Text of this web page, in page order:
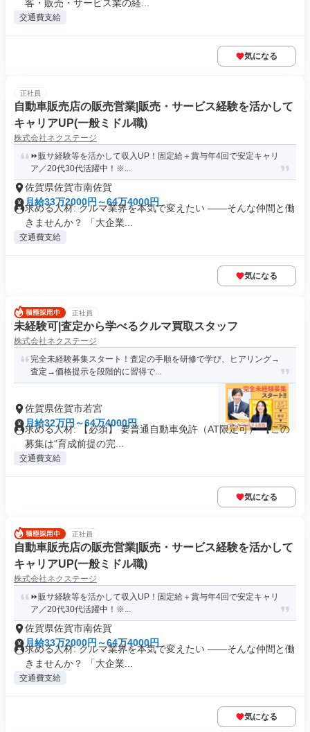
客・販売・サービス業の経...
交通費支給
気になる
正社員
自動車販売店の販売営業|販売・サービス経験を活かして
キャリアUP(一般ミドル職)
株式会社ネクステージ
⏩️販サ経験等を活かして収入UP！固定給＋賞与年4回で安定キャリ
ア／20代30代活躍中！※...
佐賀県佐賀市南佐賀
月給33万2000円～64万4000円
求める人材: クルマ業界を本気で変えたい ――そんな仲間と働
きませんか？ 「大企業...
交通費支給
気になる
正社員
未経験可|査定から学べるクルマ買取スタッフ
株式会社ネクステージ
完全未経験募集スタート！査定の手順を研修で学び、ヒアリング→
査定→価格提示を段階的に習得で...
佐賀県佐賀市若宮
月給32万円～64万4000円
求める人材: 【必須】 要普通自動車免許（AT限定可） 【この
募集は“育成前提の完...
交通費支給
気になる
正社員
自動車販売店の販売営業|販売・サービス経験を活かして
キャリアUP(一般ミドル職)
株式会社ネクステージ
⏩️販サ経験等を活かして収入UP！固定給＋賞与年4回で安定キャリ
ア／20代30代活躍中！※...
佐賀県佐賀市南佐賀
月給33万2000円～64万4000円
求める人材: クルマ業界を本気で変えたい ――そんな仲間と働
きませんか？ 「大企業...
交通費支給
気になる